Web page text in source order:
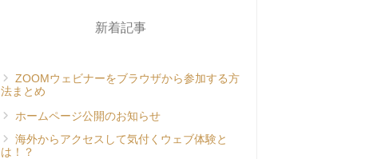
新着記事
ZOOMウェビナーをブラウザから参加する方
法まとめ
ホームページ公開のお知らせ
海外からアクセスして気付くウェブ体験と
は！？